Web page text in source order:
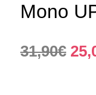
Mono
31,90€